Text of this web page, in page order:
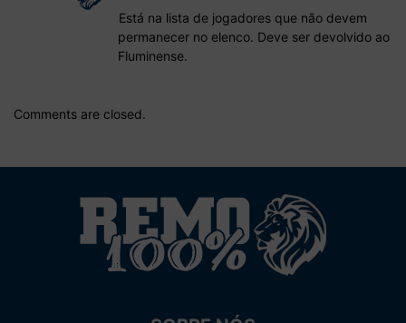
Está na lista de jogadores que não devem
permanecer no elenco. Deve ser devolvido ao
Fluminense.
Comments are closed.